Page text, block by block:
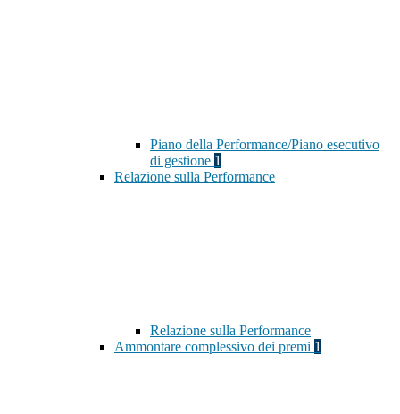
Piano della Performance/Piano esecutivo
di gestione 1
Relazione sulla Performance
Relazione sulla Performance
Ammontare complessivo dei premi 1